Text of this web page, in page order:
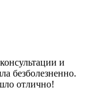
и
безболезненно.
отлично!